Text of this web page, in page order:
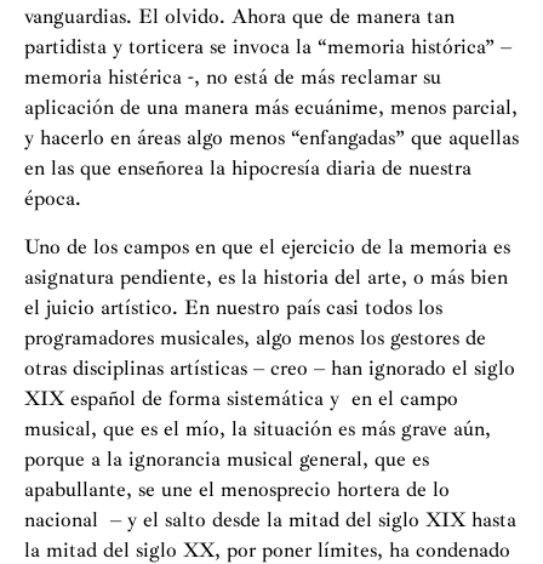
vanguardias. El olvido. Ahora que de manera tan
partidista y torticera se invoca la “memoria histórica” –
memoria histérica -, no está de más reclamar su
aplicación de una manera más ecuánime, menos parcial,
y hacerlo en áreas algo menos “enfangadas” que aquellas
en las que enseñorea la hipocresía diaria de nuestra
época.
Uno de los campos en que el ejercicio de la memoria es
asignatura pendiente, es la historia del arte, o más bien
el juicio artístico. En nuestro país casi todos los
programadores musicales, algo menos los gestores de
otras disciplinas artísticas – creo – han ignorado el siglo
XIX español de forma sistemática y en el campo
musical, que es el mío, la situación es más grave aún,
porque a la ignorancia musical general, que es
apabullante, se une el menosprecio hortera de lo
nacional – y el salto desde la mitad del siglo XIX hasta
la mitad del siglo XX, por poner límites, ha condenado